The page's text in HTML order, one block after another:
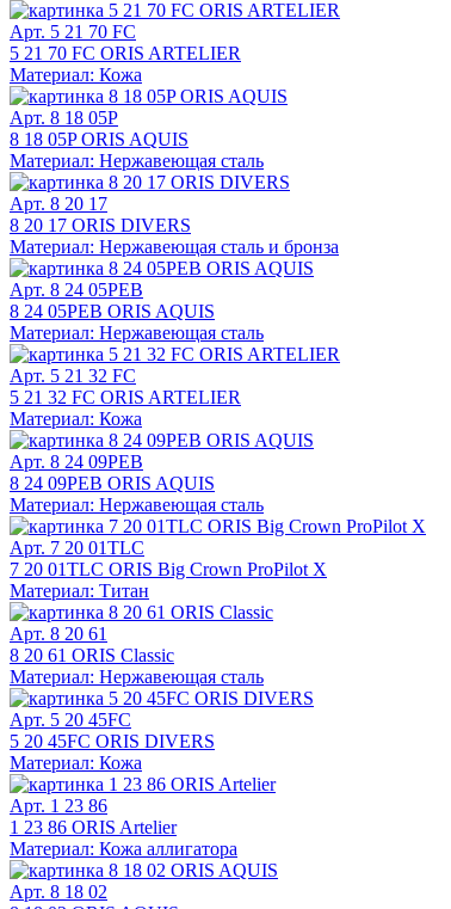
Арт. 5 21 70 FC
5 21 70 FC ORIS ARTELIER
Материал: Кожа
Арт. 8 18 05P
8 18 05P ORIS AQUIS
Материал: Нержавеющая сталь
Арт. 8 20 17
8 20 17 ORIS DIVERS
Материал: Нержавеющая сталь и бронза
Арт. 8 24 05PEB
8 24 05PEB ORIS AQUIS
Материал: Нержавеющая сталь
Арт. 5 21 32 FC
5 21 32 FC ORIS ARTELIER
Материал: Кожа
Арт. 8 24 09PEB
8 24 09PEB ORIS AQUIS
Материал: Нержавеющая сталь
Арт. 7 20 01TLC
7 20 01TLC ORIS Big Crown ProPilot X
Материал: Титан
Арт. 8 20 61
8 20 61 ORIS Classic
Материал: Нержавеющая сталь
Арт. 5 20 45FC
5 20 45FC ORIS DIVERS
Материал: Кожа
Арт. 1 23 86
1 23 86 ORIS Artelier
Материал: Кожа аллигатора
Арт. 8 18 02